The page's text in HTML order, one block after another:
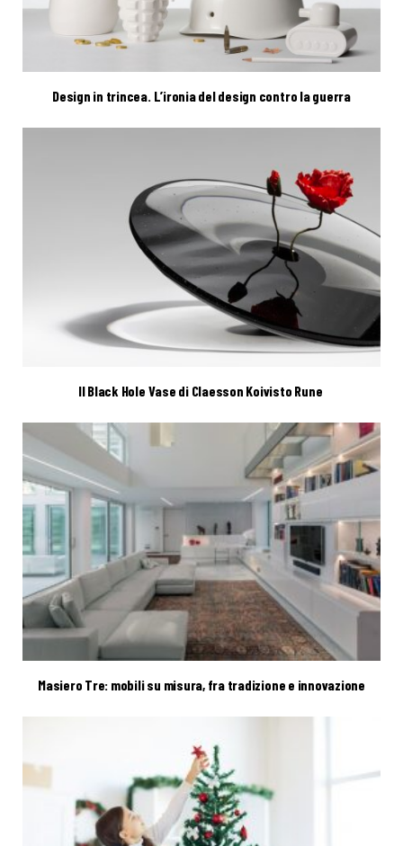
Design in trincea. L’ironia del design contro la guerra
Il Black Hole Vase di Claesson Koivisto Rune
Masiero Tre: mobili su misura, fra tradizione e innovazione